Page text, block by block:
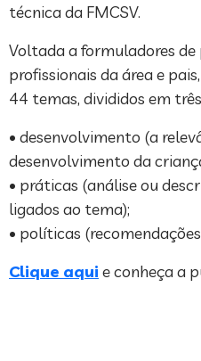
técnica da FMCSV.
Voltada a formuladores
profissionais da área e
44 temas, divididos em
• desenvolvimento (a
desenvolvimento da
• práticas (análise ou
ligados ao tema);
• políticas
Clique aqui e conheça a